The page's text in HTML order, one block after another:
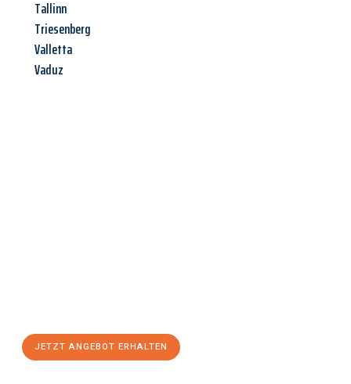
Tallinn
Triesenberg
Valletta
Vaduz
JETZT ANGEBOT ERHALTEN